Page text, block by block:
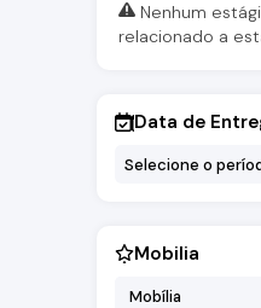
Nenhum
relacionado a
Data de
Mobilia
Mobília